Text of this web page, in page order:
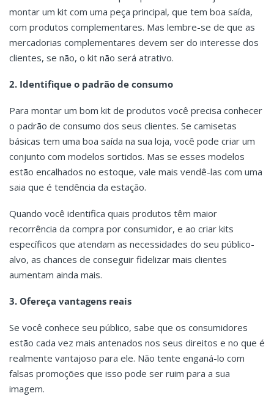
montar um kit com uma peça principal, que tem boa saída,
com produtos complementares. Mas lembre-se de que as
mercadorias complementares devem ser do interesse dos
clientes, se não, o kit não será atrativo.
2. Identifique o padrão de consumo
Para montar um bom kit de produtos você precisa conhecer
o padrão de consumo dos seus clientes. Se camisetas
básicas tem uma boa saída na sua loja, você pode criar um
conjunto com modelos sortidos. Mas se esses modelos
estão encalhados no estoque, vale mais vendê-las com uma
saia que é tendência da estação.
Quando você identifica quais produtos têm maior
recorrência da compra por consumidor, e ao criar kits
específicos que atendam as necessidades do seu público-
alvo, as chances de conseguir fidelizar mais clientes
aumentam ainda mais.
3. Ofereça vantagens reais
Se você conhece seu público, sabe que os consumidores
estão cada vez mais antenados nos seus direitos e no que é
realmente vantajoso para ele. Não tente enganá-lo com
falsas promoções que isso pode ser ruim para a sua
imagem.